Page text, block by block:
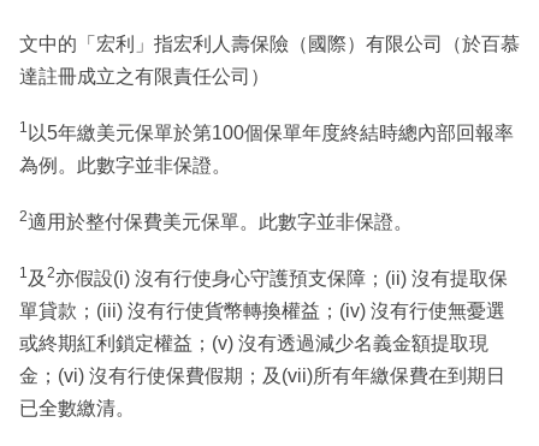
文中的「宏利」指宏利人壽保險（國際）有限公司（於百慕
達註冊成立之有限責任公司）
1 以5年繳美元保單於第100個保單年度終結時總內部回報率
為例。此數字並非保證。
2適用於整付保費美元保單。此數字並非保證。
1 及 2亦假設(i) 沒有行使身心守護預支保障；(ii) 沒有提取保
單貸款；(iii) 沒有行使貨幣轉換權益；(iv) 沒有行使無憂選
或終期紅利鎖定權益；(v) 沒有透過減少名義金額提取現
金；(vi) 沒有行使保費假期；及(vii)所有年繳保費在到期日
已全數繳清。